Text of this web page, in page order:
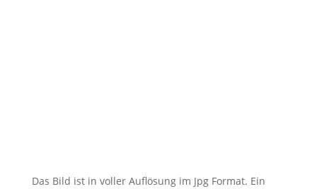
Das Bild ist in voller Auflösung im Jpg Format. Ein